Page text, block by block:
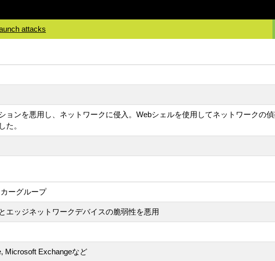
attacks
ョンを悪用し、ネットワークに侵入。Webシェルを使用してネットワークの
た。
ーグループ
エッジネットワークデバイスの脆弱性を悪用
Microsoft Exchangeなど